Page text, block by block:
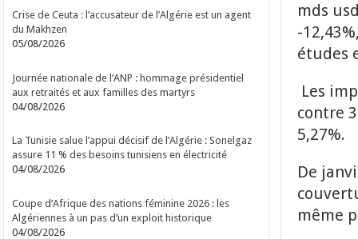
mds
-
études
Les
contre
5,27%.
De
même
Crise de Ceuta : l’accusateur de l’Algérie est un agent
du Makhzen
05/08/2026
Journée nationale de l’ANP : hommage présidentiel
aux retraités et aux familles des martyrs
04/08/2026
La Tunisie salue l’appui décisif de l’Algérie : Sonelgaz
assure 11 % des besoins tunisiens en électricité
04/08/2026
Coupe d’Afrique des nations féminine 2026 : les
Algériennes à un pas d’un exploit historique
04/08/2026